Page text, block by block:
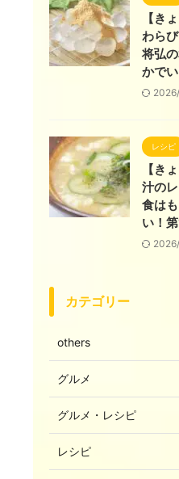
【き
わら
将弘
かで
レシピ
【き
汁の
食は
い！
カテゴリー
others
グルメ
グルメ・レシピ
レシピ